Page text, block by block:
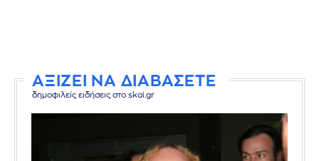
ΑΞΙΖΕΙ ΝΑ ΔΙΑΒΑΣΕΤΕ
δημοφιλείς ειδήσεις στο skai.gr